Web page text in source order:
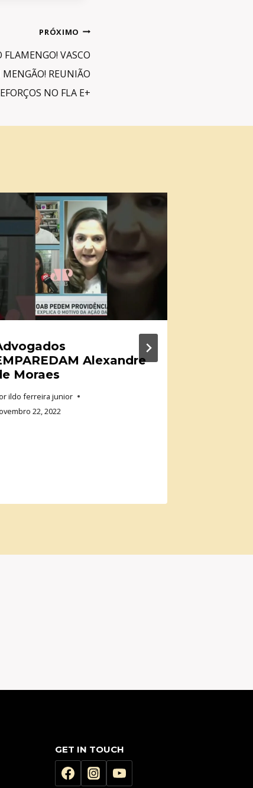
PRÓXIMO
VASCO
REUNIÃO
NO FLA E+
Alexandre
Moraes
ildo ferreira junior
22, 2022
GET IN TOUCH